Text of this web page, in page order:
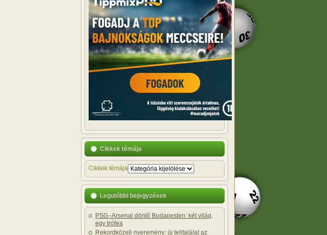
Cikkek témája
Cikkek témája
Legutóbbi bejegyzések
PSG–Arsenal döntő Budapesten: két világ,
egy trófea
Rekordközeli nyeremény: új telitalálat az